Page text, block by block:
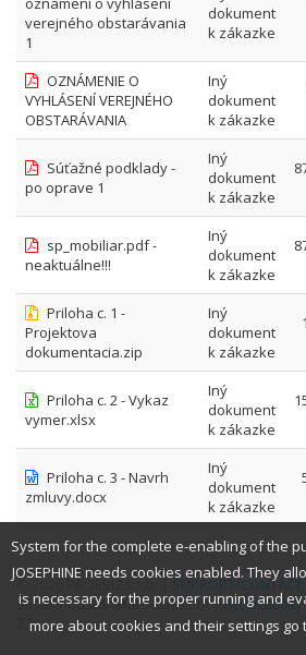
verejného obstarávania
1
dokument
k zákazke
OZNÁMENIE O
VYHLÁSENÍ VEREJNÉHO
OBSTARÁVANIA
Iný
dokument
k zákazke
Súťažné podklady -
po oprave 1
Iný
dokument
k zákazke
sp_mobiliar.pdf -
neaktuálne!!!
Iný
dokument
k zákazke
Priloha c. 1 -
Projektova
dokumentacia.zip
Iný
dokument
k zákazke
Priloha c. 2 - Vykaz
vymer.xlsx
Iný
dokument
k zákazke
Priloha c. 3 - Navrh
zmluvy.docx
Iný
dokument
k zákazke
© 2026 PROEBIZ s.r.o. |SUPPORT/CONTACT
email: houston@proebiz.com |
2.3
System for the complete e-enabling of the
JOSEPHINE needs cookies enabled. They
is necessary for the proper running and
more about cookies and their settings go